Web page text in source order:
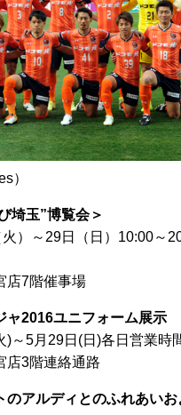
）
埼玉”博覧会＞
火）～29日（日）10:00～
店7階催事場
2016ユニフォーム展示
)～5月29日(日)各日営業時
店3階連絡通路
アルディとのふれあいお